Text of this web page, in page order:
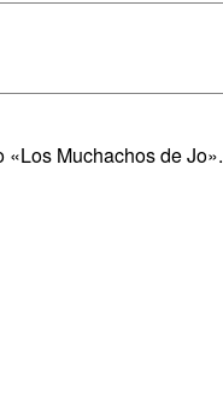
«Los Muchachos de Jo».